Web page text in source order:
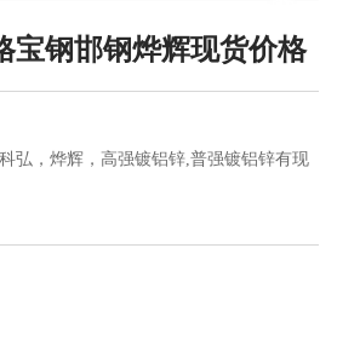
宝钢邯钢烨辉现货价格
弘，烨辉，高强镀铝锌,普强镀铝锌有现